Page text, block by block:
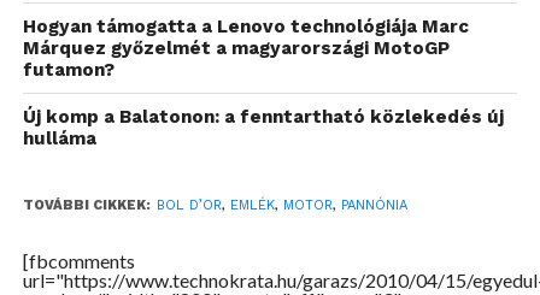
műszaki érdeklődéssel, ezért a Moholy-Nagy
Művészeti Egyetemre felvételizett (ez a volt
Iparművészeti Egyetem). Az 1200 jelentkezőből
mindössze százan kezdhették meg
tanulmányaikat a felvételi után. Ezt követően
lehessen annak a hat embernek, akik járműveket
évei alatt többször is elismerést nyert
tanulmányaival. Kétéltű luxusautó-koncepciójával
Hogyan támogatta a Lenovo technológiája Marc
Márquez győzelmét a magyarországi MotoGP
futamon?
Új komp a Balatonon: a fenntartható közlekedés új
hulláma
TOVÁBBI CIKKEK: BOL D’OR, EMLÉK, MOTOR, PANNÓNIA
[fbcomments
url="https://www.technokrata.hu/garazs/2010/04/15/